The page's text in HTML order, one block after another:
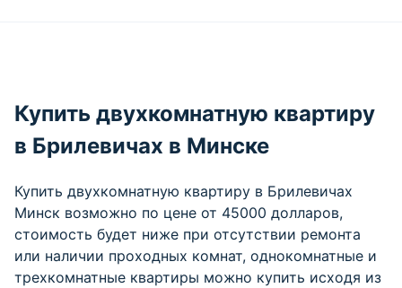
Купить двухкомнатную квартиру
в Брилевичах в Минске
Купить двухкомнатную квартиру в Брилевичах
Минск возможно по цене от 45000 долларов,
стоимость будет ниже при отсутствии ремонта
или наличии проходных комнат, однокомнатные и
трехкомнатные квартиры можно купить исходя из